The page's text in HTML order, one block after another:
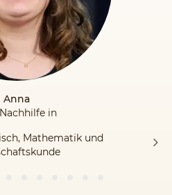
Anna
in
Mathematik und